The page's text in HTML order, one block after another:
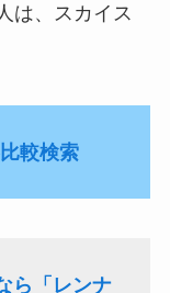
は、スカイス
較検索
ら「レンナ